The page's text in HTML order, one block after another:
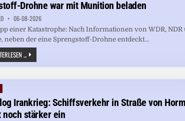
Drohne war mit Munition beladen
06-08-2026
einer Katastrophe: Nach Informationen von WDR, NDR
der eine Sprengstoff-Drohne entdeckt...
... LEIPZIG:
FLUGZEUG
NEBEN
DROHNE
MUNITION
BELADEN
Irankrieg: Schiffsverkehr in Straße von
noch stärker ein